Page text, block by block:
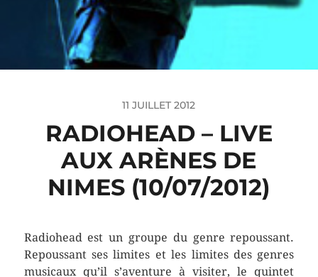
11 JUILLET 2012
RADIOHEAD – LIVE
AUX ARÈNES DE
NIMES (10/07/2012)
Radiohead est un groupe du genre repoussant.
Repoussant ses limites et les limites des genres
musicaux qu’il s’aventure à visiter, le quintet